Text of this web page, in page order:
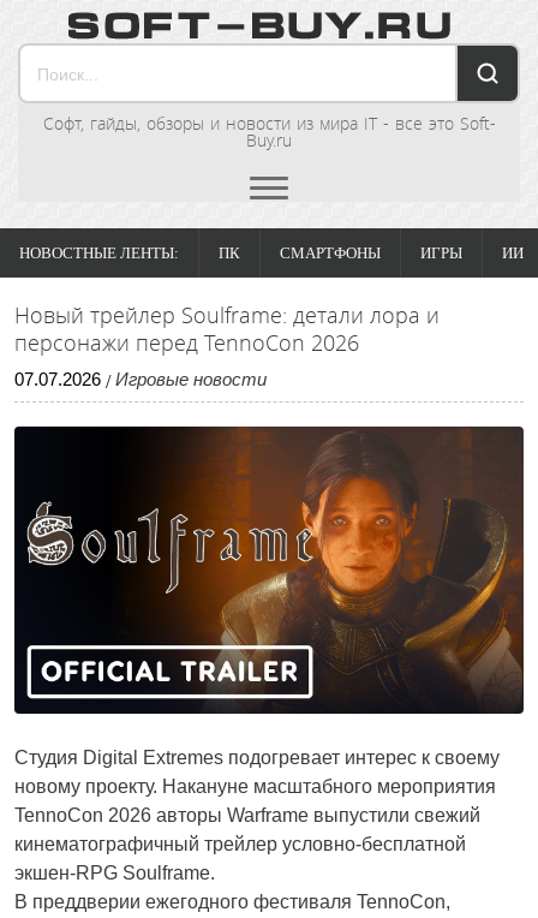
Софт, гайды, обзоры и новости из мира IT - все это Soft-
Buy.ru
НОВОСТНЫЕ ЛЕНТЫ: ПК СМАРТФОНЫ ИГРЫ ИИ
Новый трейлер Soulframe: детали лора и
персонажи перед TennoCon 2026
07.07.2026 / Игровые новости
Студия Digital Extremes подогревает интерес к своему
новому проекту. Накануне масштабного мероприятия
TennoCon 2026 авторы Warframe выпустили свежий
кинематографичный трейлер условно-бесплатной
экшен-RPG Soulframe.
В преддверии ежегодного фестиваля TennoCon,